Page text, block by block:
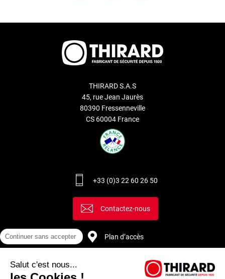
THIRARD S.A.S
45, rue Jean Jaurès
80390 Fressenneville
CS 60004 France
+33 (0)3 22 60 26 50
Contactez-nous
Plan d’accès
Continuer sans accepter
Salut c'est nous...